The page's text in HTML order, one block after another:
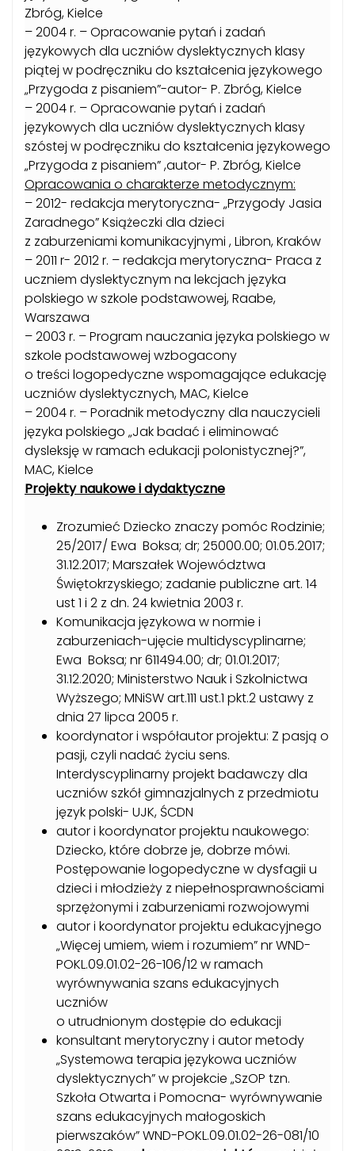
Zbróg, Kielce
– 2004 r. – Opracowanie pytań i zadań
językowych dla uczniów dyslektycznych klasy
piątej w podręczniku do kształcenia językowego
„Przygoda z pisaniem”-autor- P. Zbróg, Kielce
– 2004 r. – Opracowanie pytań i zadań
językowych dla uczniów dyslektycznych klasy
szóstej w podręczniku do kształcenia językowego
„Przygoda z pisaniem” ,autor- P. Zbróg, Kielce
Opracowania o charakterze metodycznym:
– 2012- redakcja merytoryczna- „Przygody Jasia
Zaradnego” Książeczki dla dzieci
z zaburzeniami komunikacyjnymi , Libron, Kraków
– 2011 r- 2012 r. – redakcja merytoryczna- Praca z
uczniem dyslektycznym na lekcjach języka
polskiego w szkole podstawowej, Raabe,
Warszawa
– 2003 r. – Program nauczania języka polskiego w
szkole podstawowej wzbogacony
o treści logopedyczne wspomagające edukację
uczniów dyslektycznych, MAC, Kielce
– 2004 r. – Poradnik metodyczny dla nauczycieli
języka polskiego „Jak badać i eliminować
dysleksję w ramach edukacji polonistycznej?”,
MAC, Kielce
Projekty naukowe i dydaktyczne
Zrozumieć Dziecko znaczy pomóc Rodzinie;
25/2017/ Ewa Boksa; dr; 25000.00; 01.05.2017;
31.12.2017; Marszałek Województwa
Świętokrzyskiego; zadanie publiczne art. 14
ust 1 i 2 z dn. 24 kwietnia 2003 r.
Komunikacja językowa w normie i
zaburzeniach-ujęcie multidyscyplinarne;
Ewa Boksa; nr 611494.00; dr; 01.01.2017;
31.12.2020; Ministerstwo Nauk i Szkolnictwa
Wyższego; MNiSW art.111 ust.1 pkt.2 ustawy z
dnia 27 lipca 2005 r.
koordynator i współautor projektu: Z pasją o
pasji, czyli nadać życiu sens.
Interdyscyplinarny projekt badawczy dla
uczniów szkół gimnazjalnych z przedmiotu
język polski- UJK, ŚCDN
autor i koordynator projektu naukowego:
Dziecko, które dobrze je, dobrze mówi.
Postępowanie logopedyczne w dysfagii u
dzieci i młodzieży z niepełnosprawnościami
sprzężonymi i zaburzeniami rozwojowymi
autor i koordynator projektu edukacyjnego
„Więcej umiem, wiem i rozumiem” nr WND-
POKL.09.01.02-26-106/12 w ramach
wyrównywania szans edukacyjnych
uczniów
o utrudnionym dostępie do edukacji
konsultant merytoryczny i autor metody
„Systemowa terapia językowa uczniów
dyslektycznych” w projekcie „SzOP tzn.
Szkoła Otwarta i Pomocna- wyrównywanie
szans edukacyjnych małogoskich
pierwszaków” WND-POKL.09.01.02-26-081/10